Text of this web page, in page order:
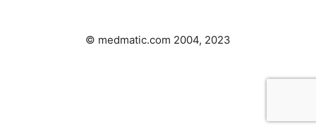
© medmatic.com 2004, 2023